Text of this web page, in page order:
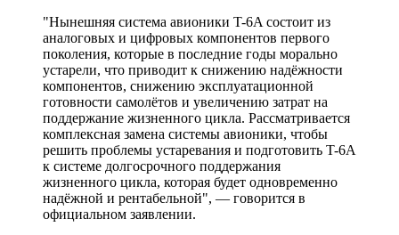
"Нынешняя система авионики T-6A состоит из
аналоговых и цифровых компонентов первого
поколения, которые в последние годы морально
устарели, что приводит к снижению надёжности
компонентов, снижению эксплуатационной
готовности самолётов и увеличению затрат на
поддержание жизненного цикла. Рассматривается
комплексная замена системы авионики, чтобы
решить проблемы устаревания и подготовить T-6A
к системе долгосрочного поддержания
жизненного цикла, которая будет одновременно
надёжной и рентабельной", — говорится в
официальном заявлении.